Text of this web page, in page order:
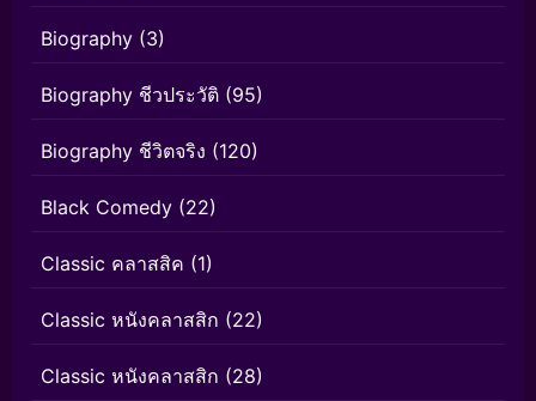
Biography (3)
Biography ชีวประวัติ (95)
Biography ชีวิตจริง (120)
Black Comedy (22)
Classic คลาสสิค (1)
Classic หนังคลาสสิก (22)
Classic หนังคลาสสิก (28)